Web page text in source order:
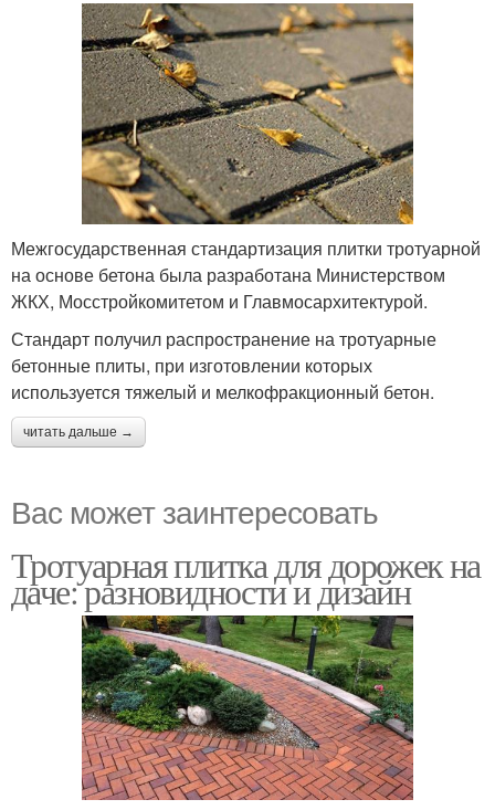
Межгосударственная стандартизация плитки тротуарной
на основе бетона была разработана Министерством
ЖКХ, Мосстройкомитетом и Главмосархитектурой.
Стандарт получил распространение на тротуарные
бетонные плиты, при изготовлении которых
используется тяжелый и мелкофракционный бетон.
читать дальше →
Вас может заинтересовать
Тротуарная плитка для дорожек на
даче: разновидности и дизайн